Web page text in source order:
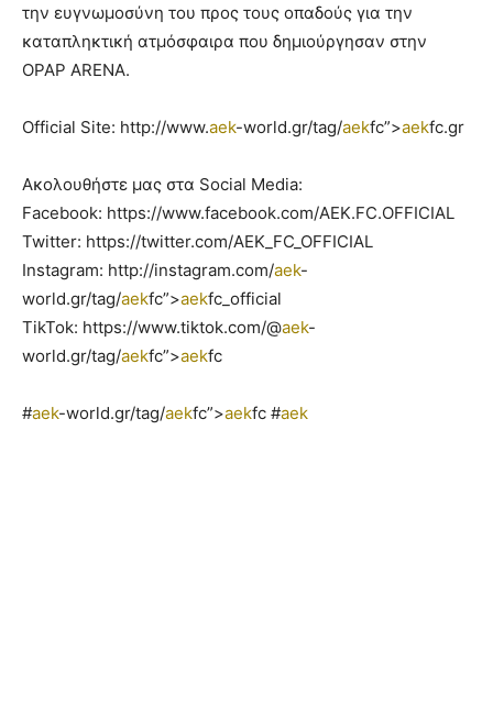
την ευγνωμοσύνη του προς τους οπαδούς για την
καταπληκτική ατμόσφαιρα που δημιούργησαν στην
OPAP ARENA.
Official Site: http://www.aek-world.gr/tag/aekfc”>aekfc.gr
Ακολουθήστε μας στα Social Media:
Facebook: https://www.facebook.com/AEK.FC.OFFICIAL
Twitter: https://twitter.com/AEK_FC_OFFICIAL
Instagram: http://instagram.com/aek-
world.gr/tag/aekfc”>aekfc_official
TikTok: https://www.tiktok.com/@aek-
world.gr/tag/aekfc”>aekfc
#aek-world.gr/tag/aekfc”>aekfc #aek